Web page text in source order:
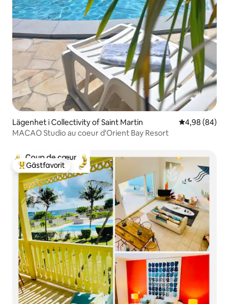
Lägenhet i Collectivity of Saint Martin 4,98 av 5 i
4,98 (84)
MACAO Studio au coeur d'Orient Bay Resort
Populär gästfavorit
Gästfavorit